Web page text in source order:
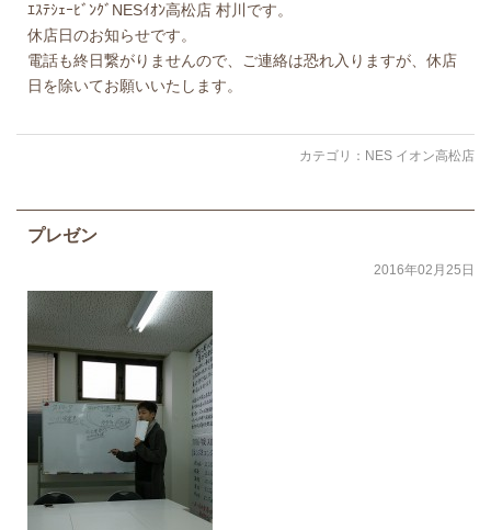
ｴｽﾃｼｪｰﾋﾞﾝｸﾞNESｲｵﾝ高松店 村川です。
休店日のお知らせです。
電話も終日繋がりませんので、ご連絡は恐れ入りますが、休店
日を除いてお願いいたします。
カテゴリ： NES イオン高松店
プレゼン
2016年02月25日